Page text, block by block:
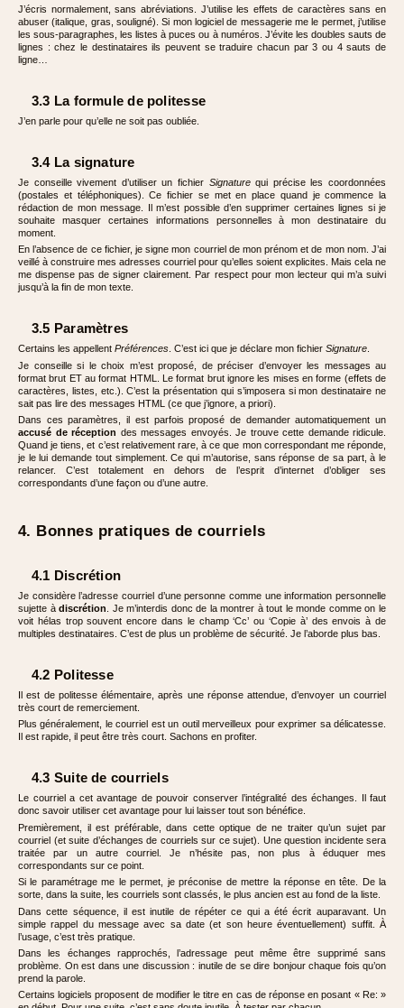
J’écris normalement, sans abréviations. J’utilise les effets de caractères sans en
abuser (italique, gras, souligné). Si mon logiciel de messagerie me le permet, j’utilise
les sous-paragraphes, les listes à puces ou à numéros. J’évite les doubles sauts de
lignes : chez le destinataires ils peuvent se traduire chacun par 3 ou 4 sauts de
ligne…
3.3 La formule de politesse
J’en parle pour qu’elle ne soit pas oubliée.
3.4 La signature
Je conseille vivement d’utiliser un fichier Signaturequi précise les coordonnées
(postales et téléphoniques). Ce fichier se met en place quand je commence la
rédaction de mon message. Il m’est possible d’en supprimer certaines lignes si je
souhaite masquer certaines informations personnelles à mon destinataire du
moment.
En l’absence de ce fichier, je signe mon courriel de mon prénom et de mon nom. J’ai
veillé à construire mes adresses courriel pour qu’elles soient explicites. Mais cela ne
me dispense pas de signer clairement. Par respect pour mon lecteur qui m’a suivi
jusqu’à la fin de mon texte.
3.5 Paramètres
Certains les appellent Préférences . C’est ici que je déclare mon fichier Signature
Je conseille si le choix m’est proposé, de préciser d’envoyer les messages au
format brut ET au format HTML. Le format brut ignore les mises en forme (effets de
caractères, listes, etc.). C’est la présentation qui s’imposera si mon destinataire ne
sait pas lire des messages HTML (ce que j’ignore, a priori).
Dans ces paramètres, il est parfois proposé de demander automatiquement un
accusé de réception des messages envoyés. Je trouve cette demande ridicule.
Quand je tiens, et c’est relativement rare, à ce que mon correspondant me réponde,
je le lui demande tout simplement. Ce qui m’autorise, sans réponse de sa part, à le
relancer. C’est totalement en dehors de l’esprit d’internet d’obliger ses
correspondants d’une façon ou d’une autre.
4. Bonnes pratiques de courriels
4.1 Discrétion
Je considère l’adresse courriel d’une personne comme une information personnelle
sujette àdiscrétion . Je m’interdis donc de la montrer à tout le monde comme on le
voit hélas trop souvent encore dans le champ ‘Cc’ ou ‘Copie à’ des envois à de
multiples destinataires. C’est de plus un problème de sécurité. Je l’aborde plus bas.
4.2 Politesse
Il est de politesse élémentaire, après une réponse attendue, d’envoyer un courriel
très court de remerciement.
Plus généralement, le courriel est un outil merveilleux pour exprimer sa délicatesse.
Il est rapide, il peut être très court. Sachons en profiter.
4.3 Suite de courriels
Le courriel a cet avantage de pouvoir conserver l’intégralité des échanges. Il faut
donc savoir utiliser cet avantage pour lui laisser tout son bénéfice.
Premièrement, il est préférable, dans cette optique de ne traiter qu’un sujet par
courriel (et suite d’échanges de courriels sur ce sujet). Une question incidente sera
traitée par un autre courriel. Je n’hésite pas, non plus à éduquer mes
correspondants sur ce point.
Si le paramétrage me le permet, je préconise de mettre la réponse en tête. De la
sorte, dans la suite, les courriels sont classés, le plus ancien est au fond de la liste.
Dans cette séquence, il est inutile de répéter ce qui a été écrit auparavant. Un
simple rappel du message avec sa date (et son heure éventuellement) suffit. À
l’usage, c’est très pratique.
Dans les échanges rapprochés, l’adressage peut même être supprimé sans
problème. On est dans une discussion : inutile de se dire bonjour chaque fois qu’on
prend la parole.
Certains logiciels proposent de modifier le titre en cas de réponse en posant « Re: »